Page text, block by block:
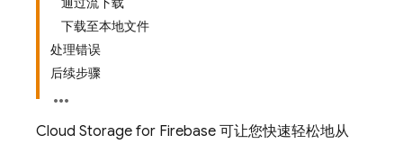
下载至本地文件
处理错误
后续步骤
Cloud Storage for Firebase 可让您快速轻松地从